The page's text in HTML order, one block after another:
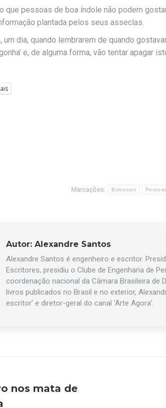
que pessoas de boa índole não podem
plantada pelos seus asseclas.
um dia, quando lembrarem de quando
e, de alguma forma, vão tentar apagar
Marcações: Bolsonaro
Autor: Alexandre Santos
Alexandre Santos é engenheiro e escritor.
Escritores, presidiu o Clube de Engenharia de
coordenação nacional da Câmara Brasileira de
livros publicados no Brasil e no exterior,
escritor’ e diretor-geral do canal ‘Arte Agora’.
nos mata de